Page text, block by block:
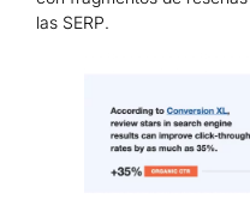
las SERP.